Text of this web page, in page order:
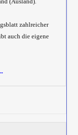
zahlreicher
auch die eigene